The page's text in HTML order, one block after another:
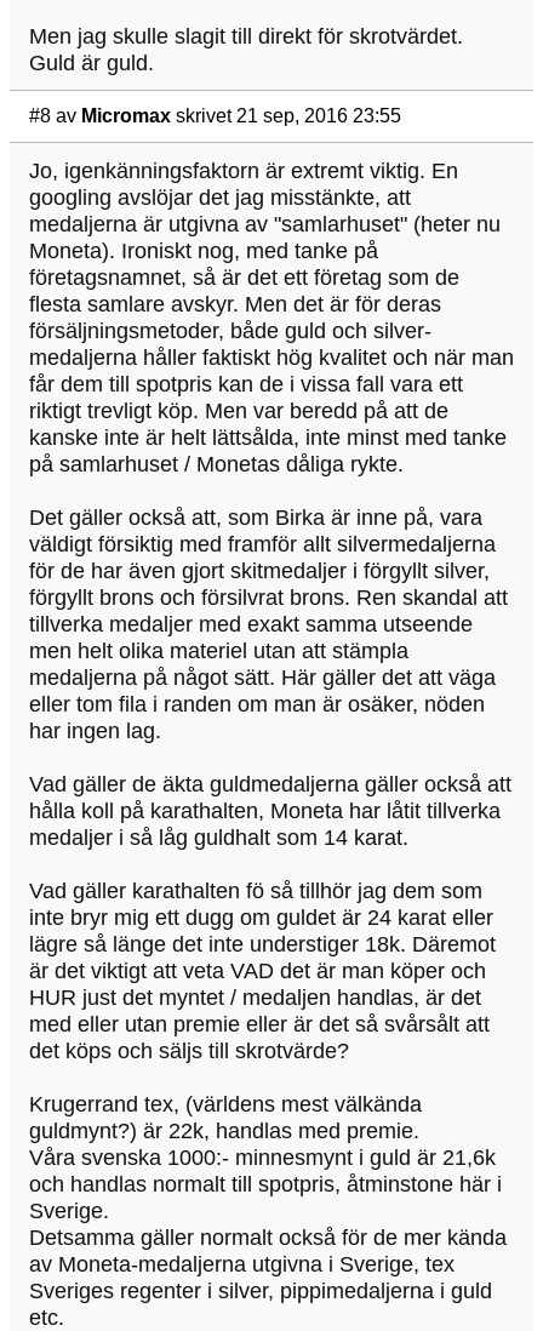
Men jag skulle slagit till direkt för skrotvärdet.
Guld är guld.
#8 av Micromax skrivet 21 sep, 2016 23:55
Jo, igenkänningsfaktorn är extremt viktig. En
googling avslöjar det jag misstänkte, att
medaljerna är utgivna av "samlarhuset" (heter nu
Moneta). Ironiskt nog, med tanke på
företagsnamnet, så är det ett företag som de
flesta samlare avskyr. Men det är för deras
försäljningsmetoder, både guld och silver-
medaljerna håller faktiskt hög kvalitet och när man
får dem till spotpris kan de i vissa fall vara ett
riktigt trevligt köp. Men var beredd på att de
kanske inte är helt lättsålda, inte minst med tanke
på samlarhuset / Monetas dåliga rykte.
Det gäller också att, som Birka är inne på, vara
väldigt försiktig med framför allt silvermedaljerna
för de har även gjort skitmedaljer i förgyllt silver,
förgyllt brons och försilvrat brons. Ren skandal att
tillverka medaljer med exakt samma utseende
men helt olika materiel utan att stämpla
medaljerna på något sätt. Här gäller det att väga
eller tom fila i randen om man är osäker, nöden
har ingen lag.
Vad gäller de äkta guldmedaljerna gäller också att
hålla koll på karathalten, Moneta har låtit tillverka
medaljer i så låg guldhalt som 14 karat.
Vad gäller karathalten fö så tillhör jag dem som
inte bryr mig ett dugg om guldet är 24 karat eller
lägre så länge det inte understiger 18k. Däremot
är det viktigt att veta VAD det är man köper och
HUR just det myntet / medaljen handlas, är det
med eller utan premie eller är det så svårsålt att
det köps och säljs till skrotvärde?
Krugerrand tex, (världens mest välkända
guldmynt?) är 22k, handlas med premie.
Våra svenska 1000:- minnesmynt i guld är 21,6k
och handlas normalt till spotpris, åtminstone här i
Sverige.
Detsamma gäller normalt också för de mer kända
av Moneta-medaljerna utgivna i Sverige, tex
Sveriges regenter i silver, pippimedaljerna i guld
etc.